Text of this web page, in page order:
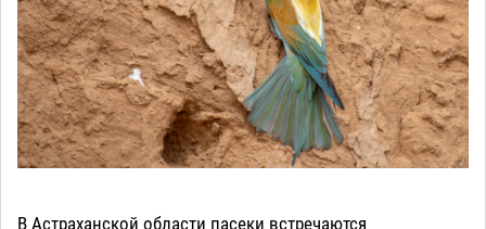
В Астраханской области пасеки встречаются